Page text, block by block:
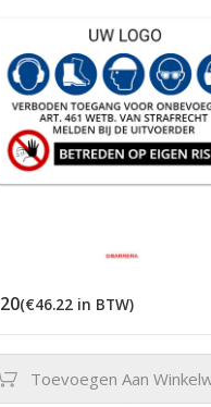
(€46.22 in BTW)
Toevoegen Aan